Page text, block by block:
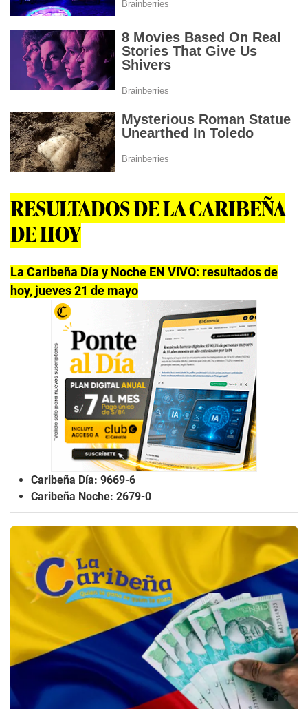
RESULTADOS DE LA CARIBEÑA
DE HOY
La Caribeña Día y Noche EN VIVO: resultados de
hoy, jueves 21 de mayo
Caribeña Día: 9669-6
Caribeña Noche: 2679-0